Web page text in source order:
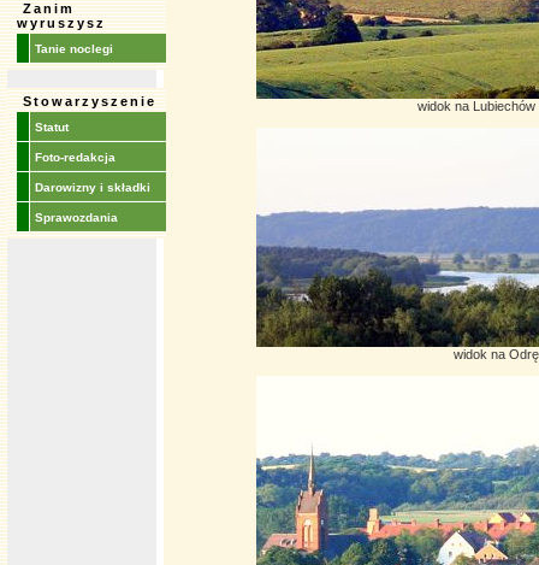
Zanim
wyruszysz
Tanie noclegi
Stowarzyszenie
Statut
Foto-redakcja
Darowizny i składki
Sprawozdania
widok na Lubiechów
widok na Odrę